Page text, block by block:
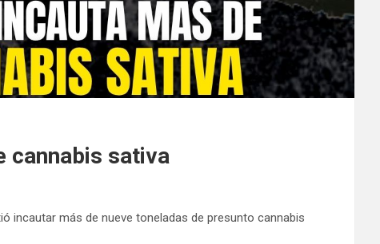
cannabis sativa
incautar más de nueve toneladas de presunto cannabis